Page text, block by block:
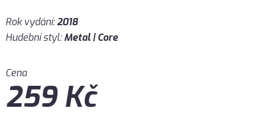
Rok vydání:2018
Hudební styl:Metal | Core
Cena
259Kč